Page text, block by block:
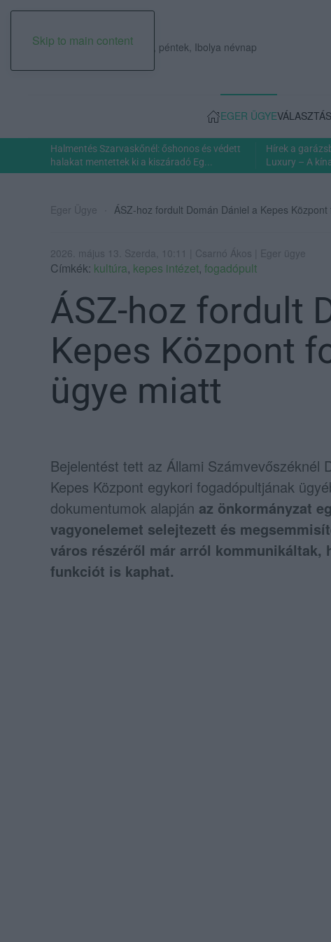
Skip to main content
2026. augusztus 07., péntek, Ibolya névnap
EGER ÜGYE
Halmentés Szarvaskőnél: őshonos és védett
halakat mentettek ki a kiszáradó Eg...
Hírek a
Luxury – A
Eger Ügye ÁSZ-hoz fordult Domán Dániel a Kepes
2026. május 13. Szerda, 10:11 | Csarnó Ákos | Eger ügye
Címkék: kultúra, kepes intézet, fogadópult
ÁSZ-hoz fordult
Kepes Központ
ügye miatt
Bejelentést tett az Állami Számvevőszéknél
Kepes Központ egykori fogadópultjának
dokumentumok alapján az önkormányzat
vagyonelemet selejtezett és
város részéről már arról kommunikáltak,
funkciót is kaphat.